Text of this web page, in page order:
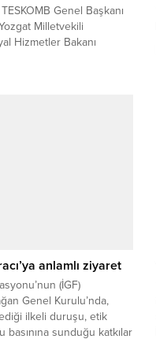
Genel Başkanı
Milletvekili
Hizmetler Bakanı
ziyaret etti.
projeler hakkında görüş
anlamlı ziyaret
(İGF)
Genel Kurulu’nda,
ilkeli duruşu, etik
basınına sunduğu katkılar